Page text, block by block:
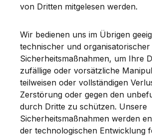
von Dritten mitgelesen werden.
Wir bedienen uns im Übrigen
technischer und organisatorischer
Sicherheitsmaßnahmen, um Ihre
zufällige oder vorsätzliche
teilweisen oder vollständigen
Zerstörung oder gegen den
durch Dritte zu schützen. Unsere
Sicherheitsmaßnahmen werden
der technologischen Entwicklung